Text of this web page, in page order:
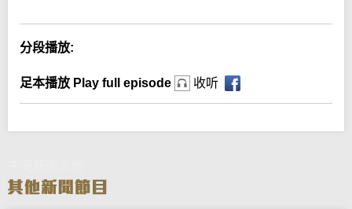
分段播放:
足本播放 Play full episode 收听